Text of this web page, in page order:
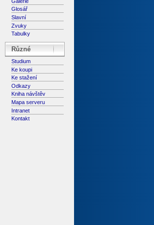
Glosář
Slavní
Zvuky
Tabulky
Různé
Studium
Ke koupi
Ke stažení
Odkazy
Kniha návštěv
Mapa serveru
Intranet
Kontakt